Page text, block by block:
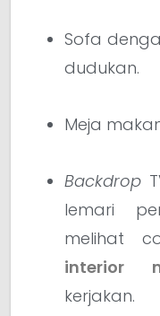
Sofa
dudukan.
Meja
Backdrop
lemari
melihat
interior
kerjakan.